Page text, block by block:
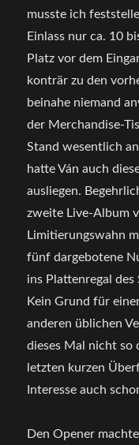
musste ich
Einlass nur ca. 10
Platz vor dem
konträr zu den
beinahe niemand
der Merchandise-
Stand wesentlich
hatte Ván auch
ausliegen.
zweite Live-Album
Limitierungswahn
fünf dargebotene
ins Plattenregal des
Kein Grund für
anderen üblichen
dieses Mal nicht so
letzten kurzen
Interesse auch
Den Opener